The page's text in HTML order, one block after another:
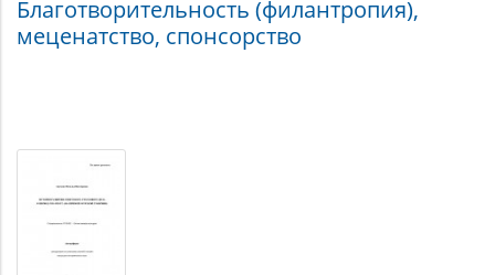
обеспечение.
Благотворительность (филантропия),
меценатство, спонсорство
Материалы
по
теме